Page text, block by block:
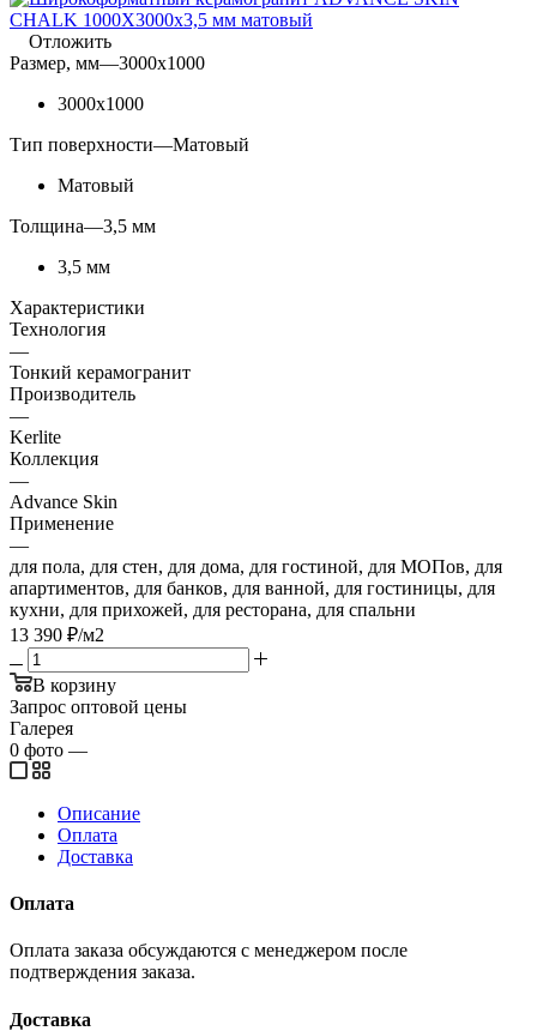
Отложить
Размер, мм—3000x1000
3000x1000
Тип поверхности—Матовый
Матовый
Толщина—3,5 мм
3,5 мм
Характеристики
Технология
—
Тонкий керамогранит
Производитель
—
Kerlite
Коллекция
—
Advance Skin
Применение
—
для пола, для стен, для дома, для гостиной, для МОПов, для
апартиментов, для банков, для ванной, для гостиницы, для
кухни, для прихожей, для ресторана, для спальни
13 390 ₽/м2
В корзину
Запрос оптовой цены
Галерея
0 фото —
Описание
Оплата
Доставка
Оплата
Оплата заказа обсуждаются с менеджером после
подтверждения заказа.
Доставка